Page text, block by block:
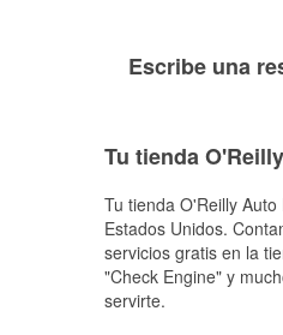
Escribe una
Tu tienda
Tu tienda O'Reilly Auto
Estados Unidos.
servicios gratis en la
"Check Engine" y
servirte.